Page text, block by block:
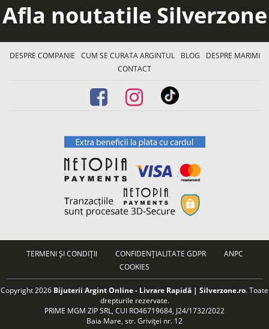
Afla noutatile Silverzone
DESPRE COMPANIE CUM SE CURATA ARGINTUL BLOG
DESPRE MARIMI
CONTACT
TERMENI ȘI CONDIȚII CONFIDENȚIALITATE GDPR
ANPC
COOKIES
Copyright 2026 Bijuterii Argint Online - Livrare Rapidă | Silverzone.ro. Toate
drepturile rezervate.
PRIME MGM ZIP SRL, CUI RO46719684, J24/1732/2022
Baia Mare, str. Griviței nr. 12